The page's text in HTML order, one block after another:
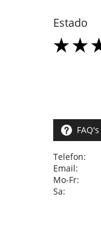
Estado
FAQ's
Telefon:
Email:
Mo-Fr:
Sa: